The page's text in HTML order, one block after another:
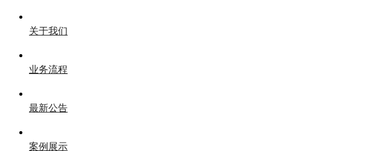
关于我们
业务流程
最新公告
案例展示